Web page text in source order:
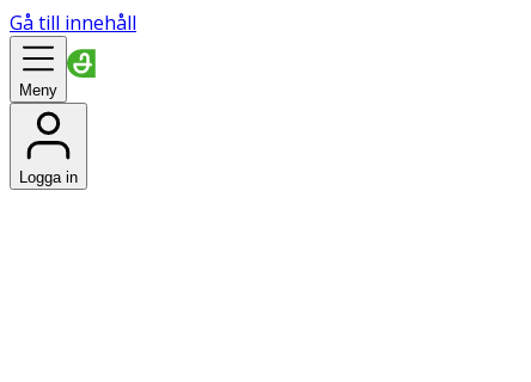
Gå till innehåll
Meny
Logga in